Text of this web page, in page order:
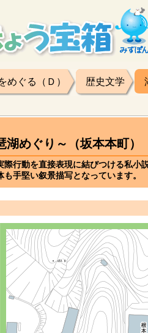
めぐる（Ｄ） 歴史文学
めぐり～（坂本本町）
際行動を直接表現に結びつける私
手堅い叙景描写となっています。